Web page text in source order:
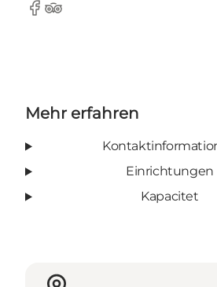
Facebook
Tripadvisor
Mehr erfahren
Einrichtungen
Kapacitet